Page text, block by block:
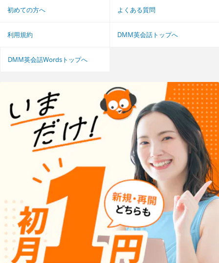
初めての方へ よくある質問
利用規約 DMM英会話トップへ
DMM英会話Wordsトップへ